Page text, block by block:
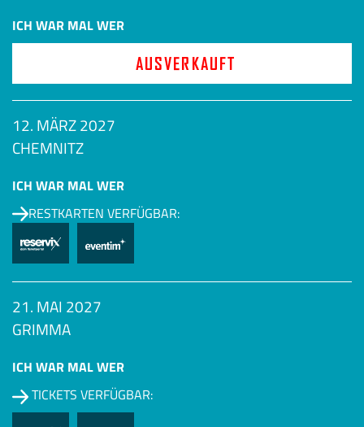
ICH WAR MAL WER
AUSVERKAUFT
12. MÄRZ 2027
CHEMNITZ
ICH WAR MAL WER
RESTKARTEN VERFÜGBAR:
21. MAI 2027
GRIMMA
ICH WAR MAL WER
TICKETS VERFÜGBAR: